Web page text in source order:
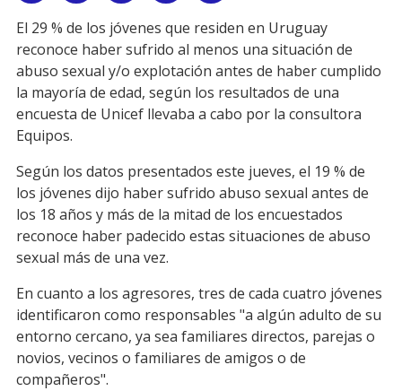
Link
El 29 % de los jóvenes que residen en Uruguay
reconoce haber sufrido al menos una situación de
abuso sexual y/o explotación antes de haber cumplido
la mayoría de edad, según los resultados de una
encuesta de Unicef llevaba a cabo por la consultora
Equipos.
Según los datos presentados este jueves, el 19 % de
los jóvenes dijo haber sufrido abuso sexual antes de
los 18 años y más de la mitad de los encuestados
reconoce haber padecido estas situaciones de abuso
sexual más de una vez.
En cuanto a los agresores, tres de cada cuatro jóvenes
identificaron como responsables "a algún adulto de su
entorno cercano, ya sea familiares directos, parejas o
novios, vecinos o familiares de amigos o de
compañeros".